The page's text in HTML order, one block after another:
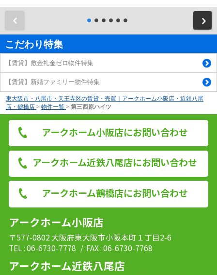
こだわり特集
【賃貸】敷金礼金ゼロ物件特集
【賃貸】新婚ファミリー物件特集
東大阪市・八尾市・天王寺区の賃貸・売買｜アークホーム小阪店・近鉄八尾
店・鶴橋店 > 物件一覧 > 第三西原ハイツ
アークホーム小阪店にお問い合わせ
アークホーム近鉄八尾店にお問い合わせ
アークホーム鶴橋店にお問い合わせ
アークホーム小阪店
〒577-0802 大阪府東大阪市小阪本町１丁目2-6
TEL : 06-6730-7778 / FAX : 06-6730-7768
アークホーム近鉄八尾店